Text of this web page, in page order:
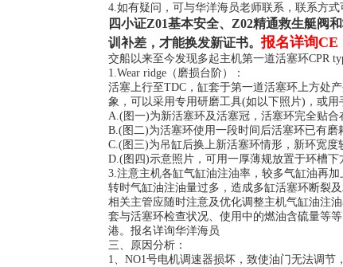
4.如有疑问，可与华洋海员老师联系，联系方
四小证Z01基本安全、Z02精通救生艇阀
训补差，才能换发新证书。报名详询CE
交船以来至今发现多起主机第一道活塞环CPR
1.Wear ridge（磨损台阶）：
活塞上行至TDC，缸套于第一道活塞环上方处
象，可以采用专用研磨工具(如以下照片)，或用
A.(图一)为新活塞环及活塞冠，活塞环完全贴合
B.(图二)为活塞环使用一段时间后活塞环已有
C.(图三)为吊缸后换上新活塞环情形，新环宽
D.(图四)示意照片，可用一厚薄规放置于环槽
3.注意主机各缸气缸油注油率，较多气缸油再
转时气缸油注油量过多，造成多缸活塞环断裂
相关主管应随时注意及优化调整主机气缸油注
套与活塞环检查状况、使用中的燃油含硫量等
港。 报名详询华洋海员
三、原因分析：
1、NO1号电机调速器损坏，致使油门无法调节